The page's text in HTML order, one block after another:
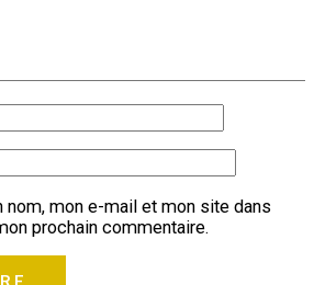
nom, mon e-mail et mon site dans
prochain commentaire.